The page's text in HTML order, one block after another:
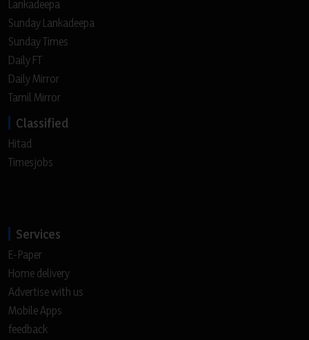
Lankadeepa
Sunday Lankadeepa
Sunday Times
Daily FT
Daily Mirror
Tamil Mirror
Classified
Hitad
Timesjobs
Services
E-Paper
Home delivery
Advertise with us
Mobile Apps
feedback